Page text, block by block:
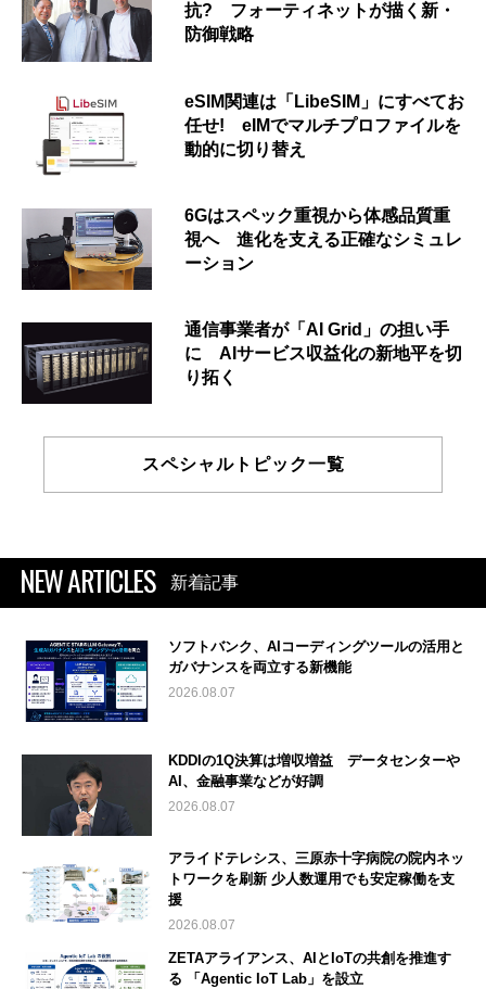
抗? フォーティネットが描く新・
防御戦略
eSIM関連は「LibeSIM」にすべてお
任せ! eIMでマルチプロファイルを
動的に切り替え
6Gはスペック重視から体感品質重
視へ 進化を支える正確なシミュレ
ーション
通信事業者が「AI Grid」の担い手
に AIサービス収益化の新地平を切
り拓く
スペシャルトピック一覧
NEW ARTICLES 新着記事
ソフトバンク、AIコーディングツールの活用と
ガバナンスを両立する新機能
2026.08.07
KDDIの1Q決算は増収増益 データセンターや
AI、金融事業などが好調
2026.08.07
アライドテレシス、三原赤十字病院の院内ネッ
トワークを刷新 少人数運用でも安定稼働を支
援
2026.08.07
ZETAアライアンス、AIとIoTの共創を推進す
る 「Agentic IoT Lab」を設立